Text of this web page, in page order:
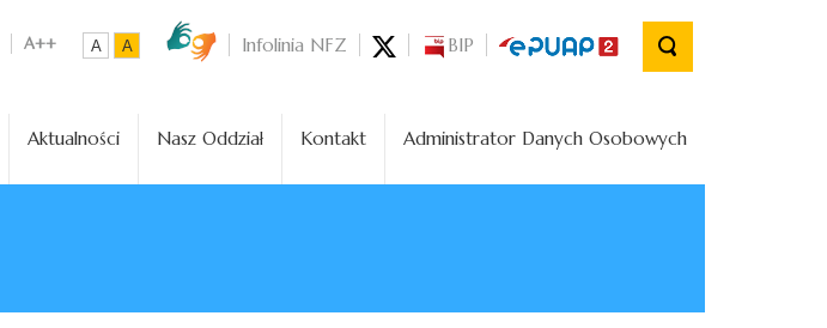
A++ A A Infolinia NFZ BIP
Aktualności Nasz Oddział Kontakt Administrator Danych Osobowych